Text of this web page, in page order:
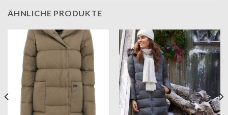
ÄHNLICHE PRODUKTE